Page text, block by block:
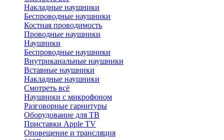
Накладные наушники
Беспроводные наушники
Костная проводимость
Проводные наушники
Наушники
Беспроводные наушники
Внутриканальные наушники
Вставные наушники
Накладные наушники
Смотреть всё
Наушники с микрофоном
Разговорные гарнитуры
Оборудование для ТВ
Приставки Apple TV
Оповещение и трансляция